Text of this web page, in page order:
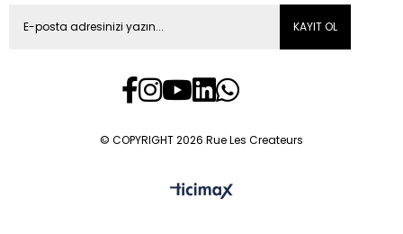
KAYIT OL
© COPYRIGHT 2026 Rue Les Createurs